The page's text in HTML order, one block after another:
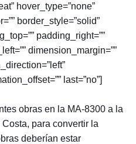
hover_type=”none”
border_style=”solid”
padding_right=””
dimension_margin=””
last=”no”]
obras en la MA-8300 a la
para convertir la
deberían estar